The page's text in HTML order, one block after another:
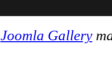
Joomla Gallery